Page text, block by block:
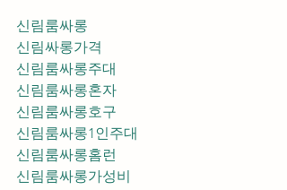
신림룸싸롱
신림싸롱가격
신림룸싸롱주대
신림룸싸롱혼자
신림룸싸롱호구
신림룸싸롱1인주대
신림룸싸롱홈런
신림룸싸롱가성비